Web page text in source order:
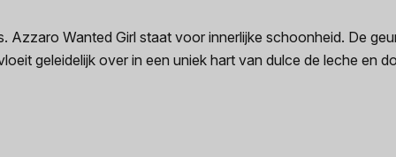
Azzaro Wanted Girl staat voor innerlijke schoonheid. De
geleidelijk over in een uniek hart van dulce de leche en